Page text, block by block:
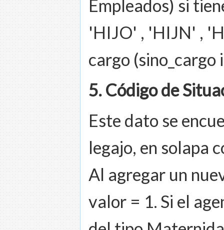
Empleados) si
'HIJO' , 'HIJN' ,
cargo (sino_cargo
5. Código de
Este dato se
legajo, en solapa
Al agregar un
valor = 1. Si el